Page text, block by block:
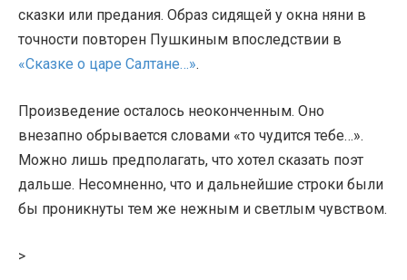
сказки или предания. Образ сидящей у окна няни в
точности повторен Пушкиным впоследствии в
«Сказке о царе Салтане…».
Произведение осталось неоконченным. Оно
внезапно обрывается словами «то чудится тебе…».
Можно лишь предполагать, что хотел сказать поэт
дальше. Несомненно, что и дальнейшие строки были
бы проникнуты тем же нежным и светлым чувством.
>